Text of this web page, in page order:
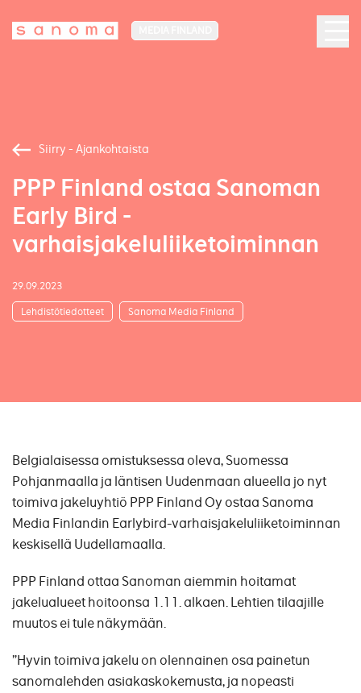
Siirry - Ajankohtaista
PPP Finland ostaa Sanoman
Early Bird -
varhaisjakeluliiketoiminnan
29.09.2023
Lehdistötiedotteet Sanoma Media Finland
Belgialaisessa omistuksessa oleva, Suomessa
Pohjanmaalla ja läntisen Uudenmaan alueella jo nyt
toimiva jakeluyhtiö PPP Finland Oy ostaa Sanoma
Media Finlandin Earlybird-varhaisjakeluliiketoiminnan
keskisellä Uudellamaalla.
PPP Finland ottaa Sanoman aiemmin hoitamat
jakelualueet hoitoonsa 1.11. alkaen. Lehtien tilaajille
muutos ei tule näkymään.
”Hyvin toimiva jakelu on olennainen osa painetun
sanomalehden asiakaskokemusta, ja nopeasti